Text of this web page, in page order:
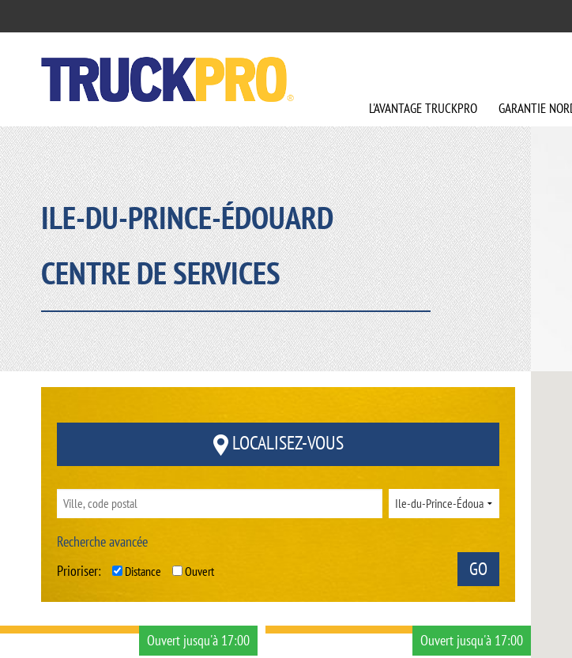
L'AVANTAGETRUCKPRO GARANTIE
ILE-DU-PRINCE-ÉDOUARD
CENTRE DE SERVICES
LOCALISEZ-VOUS
Recherche avancée
Prioriser:
Distance Ouvert
Ouvert jusqu'à 17:00 Ouvert jusqu'à 17:00